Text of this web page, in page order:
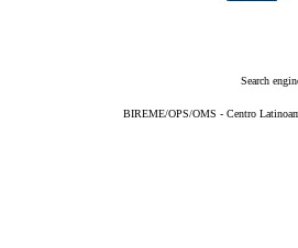
Search
BIREME/OPS/OMS - Centro